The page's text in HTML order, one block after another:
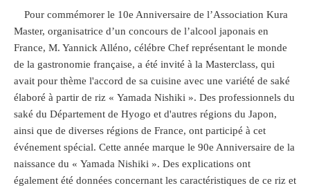
Pour commémorer le 10e Anniversaire de l’Association Kura
Master, organisatrice d’un concours de l’alcool japonais en
France, M. Yannick Alléno, célébre Chef représentant le monde
de la gastronomie française, a été invité à la Masterclass, qui
avait pour thème l'accord de sa cuisine avec une variété de saké
élaboré à partir de riz « Yamada Nishiki ». Des professionnels du
saké du Département de Hyogo et d'autres régions du Japon,
ainsi que de diverses régions de France, ont participé à cet
événement spécial. Cette année marque le 90e Anniversaire de la
naissance du « Yamada Nishiki ». Des explications ont
également été données concernant les caractéristiques de ce riz et